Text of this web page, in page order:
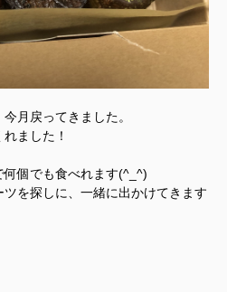
月戻ってきました。
ました！
個でも食べれます(^_^)
を探しに、一緒に出かけてきます